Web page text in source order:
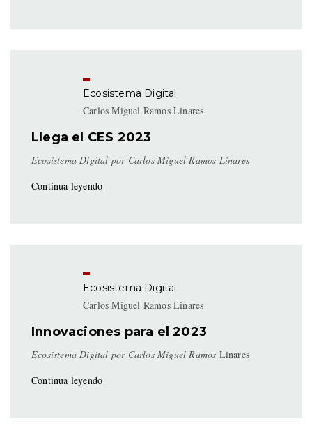
Ecosistema Digital
Carlos Miguel Ramos Linares
Llega el CES 2023
Ecosistema Digital por Carlos Miguel Ramos Linares
Continua leyendo
Ecosistema Digital
Carlos Miguel Ramos Linares
Innovaciones para el 2023
Ecosistema Digital por Carlos Miguel Ramos Linares
Continua leyendo